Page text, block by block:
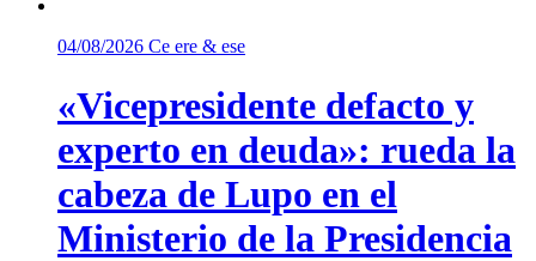
04/08/2026 Ce ere & ese
«Vicepresidente defacto y
experto en deuda»: rueda la
cabeza de Lupo en el
Ministerio de la Presidencia